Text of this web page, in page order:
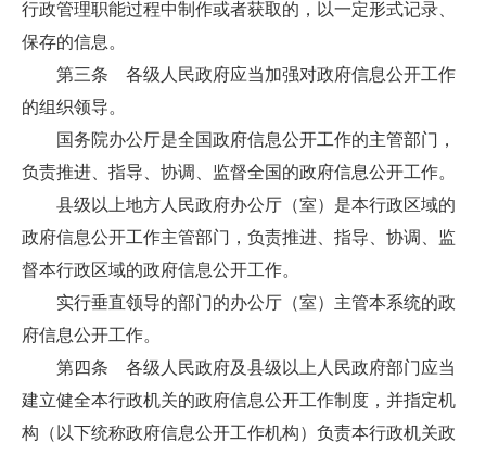
行政管理职能过程中制作或者获取的，以一定形式记录、
保存的信息。
第三条 各级人民政府应当加强对政府信息公开工作
的组织领导。
国务院办公厅是全国政府信息公开工作的主管部门，
负责推进、指导、协调、监督全国的政府信息公开工作。
县级以上地方人民政府办公厅（室）是本行政区域的
政府信息公开工作主管部门，负责推进、指导、协调、监
督本行政区域的政府信息公开工作。
实行垂直领导的部门的办公厅（室）主管本系统的政
府信息公开工作。
第四条 各级人民政府及县级以上人民政府部门应当
建立健全本行政机关的政府信息公开工作制度，并指定机
构（以下统称政府信息公开工作机构）负责本行政机关政